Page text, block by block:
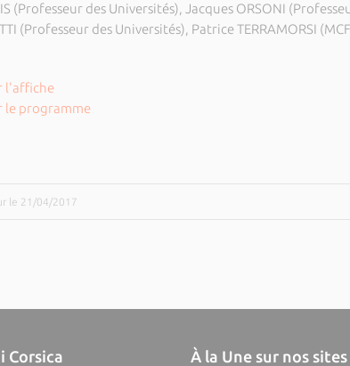
(Professeur des Universités), Jacques ORSONI
(Professeur des Universités), Patrice TERRAMORSI
l'affiche
le programme
le 21/04/2017
Corsica À la Une sur nos